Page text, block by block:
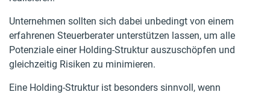
Unternehmen sollten sich dabei unbedingt von einem
erfahrenen Steuerberater unterstützen lassen, um alle
Potenziale einer Holding-Struktur auszuschöpfen und
gleichzeitig Risiken zu minimieren.
Eine Holding-Struktur ist besonders sinnvoll, wenn